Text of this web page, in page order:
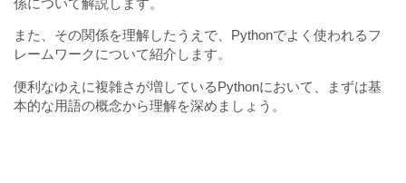
係について解説します。
また、その関係を理解したうえで、Pythonでよく使われるフ
レームワークについて紹介します。
便利なゆえに複雑さが増しているPythonにおいて、まずは基
本的な用語の概念から理解を深めましょう。